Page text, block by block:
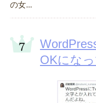
の女...
OKになっ